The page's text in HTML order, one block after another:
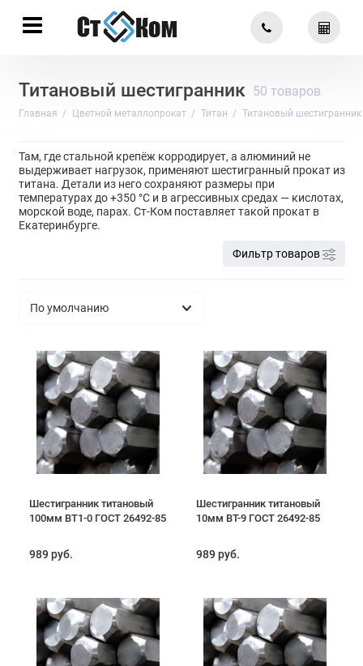
Титановый шестигранник 50 товаров
Главная Цветной металлопрокат Титан Титановый шестигранник
Там, где стальной крепёж корродирует, а алюминий не
выдерживает нагрузок, применяют шестигранный прокат из
титана. Детали из него сохраняют размеры при
температурах до +350 °C и в агрессивных средах — кислотах,
морской воде, парах. Ст-Ком поставляет такой прокат в
Екатеринбурге.
Фильтр товаров
Шестигранник титановый
100мм ВТ1-0 ГОСТ 26492-85
989 руб.
Шестигранник титановый
10мм ВТ-9 ГОСТ 26492-85
989 руб.